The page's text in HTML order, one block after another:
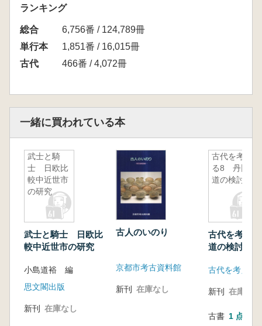
ランキング
総合
6,756番 / 124,789冊
単行本
1,851番 / 16,015冊
古代
466番 / 4,072冊
一緒に買われている本
武士と騎
士 日欧比
較中近世市
の研究
武士と騎士 日欧比
較中近世市の研究
小島道裕 編
思文閣出版
新刊 在庫なし
古人のいのり
京都市考古資料館
新刊 在庫なし
古代を考え
る8 丹比
道の検討
古代を考え
道の検討
古代を考える
新刊 在庫なし
古書 1 点